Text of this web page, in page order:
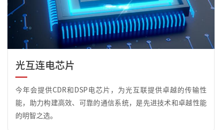
光互连电芯片
今年会提供CDR和DSP电芯片，为光互联提供卓越的传输性
能，助力构建高效、可靠的通信系统，是先进技术和卓越性能
的明智之选。